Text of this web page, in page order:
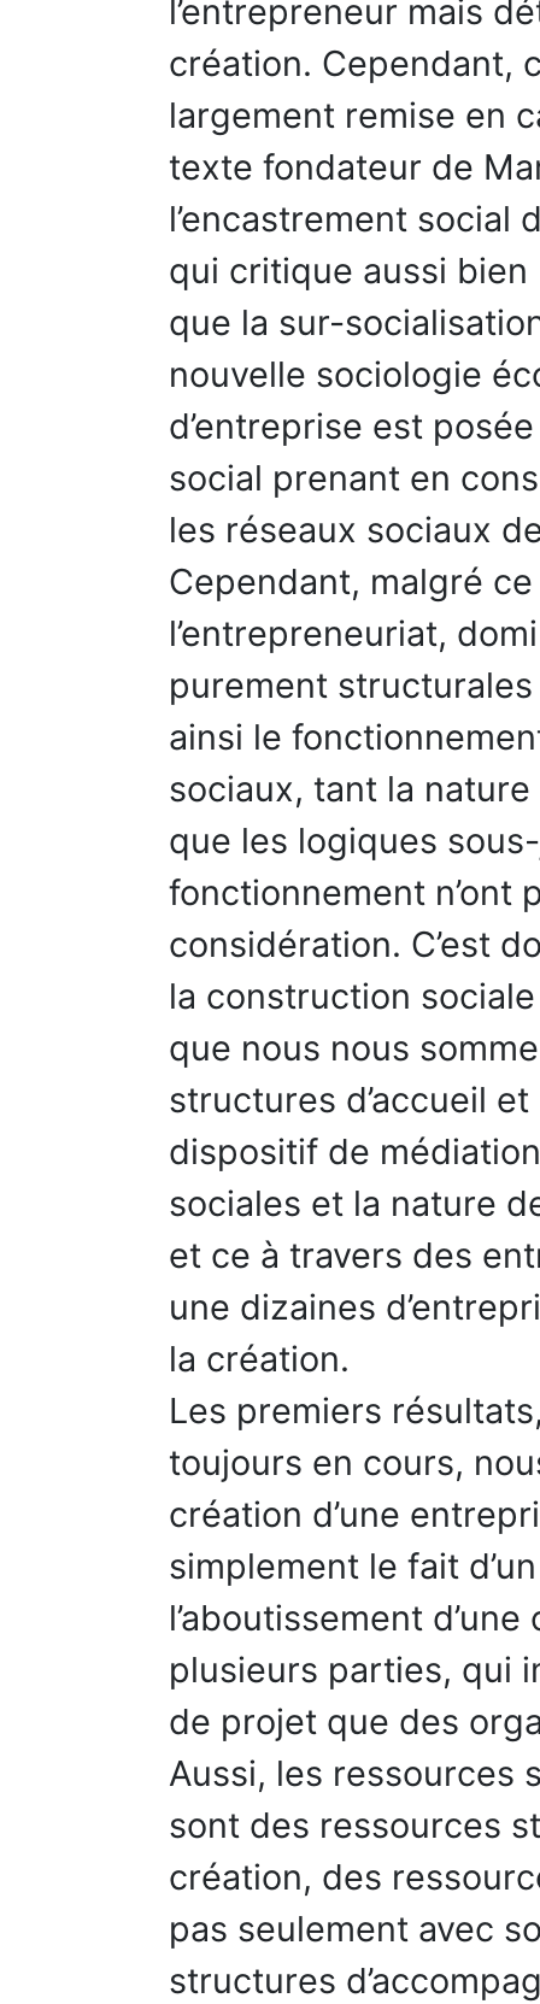
l’entrepreneur mais
création. Cependant,
largement remise en
texte fondateur de
l’encastrement
qui critique aussi bien
que la sur-
nouvelle sociologie
d’entreprise est
social prenant en
les réseaux sociaux
Cependant, malgré
l’entrepreneuriat,
purement
ainsi le
sociaux, tant la
que les logiques
fonctionnement n’ont
considération. C’est
la construction
que nous nous
structures d’accueil
dispositif de
sociales et la nature
et ce à travers des
une dizaines
la création.
Les premiers
toujours en cours,
création d’une
simplement le fait
l’aboutissement
plusieurs parties, qui
de projet que des
Aussi, les ressources
sont des ressources
création, des
pas seulement avec
structures